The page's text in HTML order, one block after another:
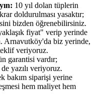
10 yıl dolan tüplerin
doldurulması yasaktır;
bizden öğrenebilirsiniz.
fiyat" verip yerinde
Arnavutköy'da biz yerinde,
veriyoruz.
garantisi vardır;
yazılı veriyoruz.
bakım siparişi yerine
hem maliyet hem